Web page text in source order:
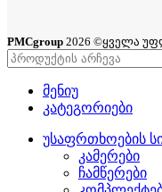
PMCgroup 2026 ©ყველა
მენიუ
კატეგორიები
უსაფრთხოების
კამერები
ჩამწერები